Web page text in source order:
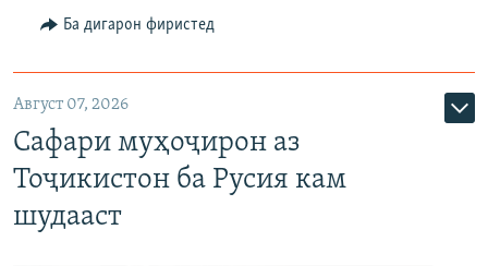
Ба дигарон фиристед
Август 07, 2026
Сафари муҳоҷирон аз
Тоҷикистон ба Русия кам
шудааст